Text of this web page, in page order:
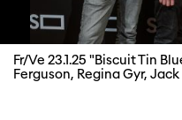
Fr/Ve 23.1.25 "Biscuit Tin
Ferguson, Regina Gyr, Jack